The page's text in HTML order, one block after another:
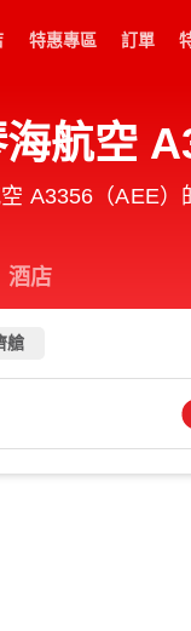
特惠專區 訂單
航空
A3356（AEE）
酒店
艙